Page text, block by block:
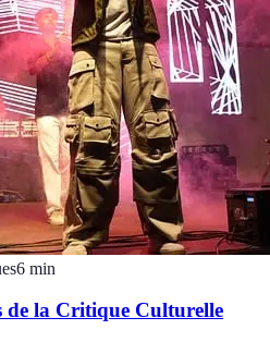
6 min
de la Critique Culturelle